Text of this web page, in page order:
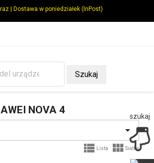
| Dostawa w poniedziałek (InPost)
Szukaj
NOVA 4

 Lista  Siatka
szukaj